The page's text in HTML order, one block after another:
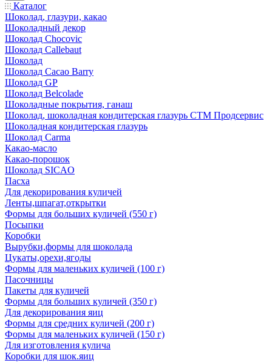
Каталог
Шоколад, глазури, какао
Шоколадный декор
Шоколад Chocovic
Шоколад Callebaut
Шоколад
Шоколад Cacao Barry
Шоколад GP
Шоколад Belcolade
Шоколадные покрытия, ганаш
Шоколад, шоколадная кондитерская глазурь СТМ Продсервис
Шоколадная кондитерская глазурь
Шоколад Carma
Какао-масло
Какао-порошок
Шоколад SICAO
Пасха
Для декорирования куличей
Ленты,шпагат,открытки
Формы для больших куличей (550 г)
Посыпки
Коробки
Вырубки,формы для шоколада
Цукаты,орехи,ягоды
Формы для маленьких куличей (100 г)
Пасочницы
Пакеты для куличей
Формы для больших куличей (350 г)
Для декорирования яиц
Формы для средних куличей (200 г)
Формы для маленьких куличей (150 г)
Для изготовления кулича
Коробки для шок.яиц